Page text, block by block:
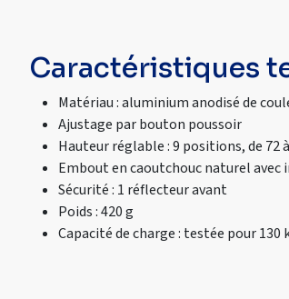
Caractéristiques
Matériau : aluminium anodisé de
Ajustage par bouton poussoir
Hauteur réglable : 9 positions, de 72
Embout en caoutchouc naturel
Sécurité : 1 réflecteur avant
Poids : 420 g
Capacité de charge : testée pour 130